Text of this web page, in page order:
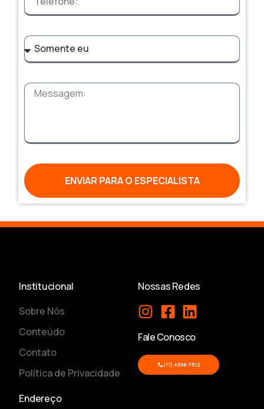
ENVIAR PARA O ESPECIALISTA
Institucional
Sobre Nós
Conteúdo
Contato
Política de Privacidade
Endereço
Nossas Redes
Fale Conosco
(11) 4556-7512